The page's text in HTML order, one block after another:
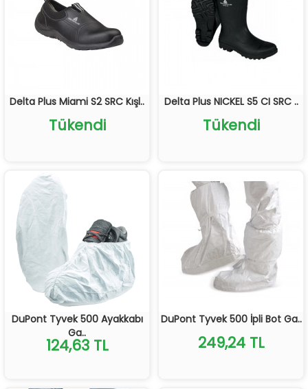
Delta Plus Miami S2 SRC Kışl..
Tükendi
Delta Plus NICKEL S5 CI SRC ..
Tükendi
DuPont Tyvek 500 Ayakkabı
Ga..
124,63 TL
DuPont Tyvek 500 İpli Bot Ga..
249,24 TL